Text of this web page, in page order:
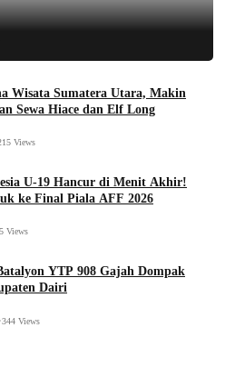
Wisata Sumatera Utara, Makin
Sewa Hiace dan Elf Long
Views
U-19 Hancur di Menit Akhir!
ke Final Piala AFF 2026
Views
YTP 908 Gajah Dompak
Dairi
•344 Views